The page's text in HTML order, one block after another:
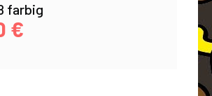
farbig
€